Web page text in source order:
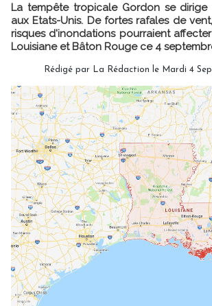
La tempête tropicale Gordon se dirige
aux Etats-Unis. De fortes rafales de
risques d'inondations pourraient
Louisiane et Bâton Rouge ce 4
Rédigé par La Rédaction le Mardi 4